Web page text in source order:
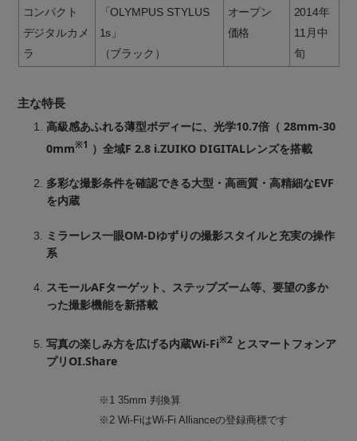
コンパクト
デジタルカメ
ラ
「OLYMPUS STYLUS
1s」
（ブラック）
オープン
価格
2014年
11月中
旬
主な特長
高級感あふれる薄型ボディーに、光学10.7倍（ 28mm-30
0mm※1 ）全域F 2.8 i.ZUIKO DIGITALレンズを搭載
多彩な撮影条件を確認できる大型・高画質・高精細なEVF
を内蔵
ミラーレス一眼OM-Dゆずりの撮影スタイルと充実の操作
系
スモールAFターゲット、ステップズーム等、要望の多か
った撮影機能を新搭載
写真の楽しみ方を広げる内蔵Wi-Fi※2 とスマートフォンア
プリOI.Share
※1 35mm 判換算
※2 Wi-FiはWi-Fi Allianceの登録商標です